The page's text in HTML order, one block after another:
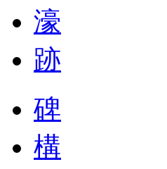
濠
跡
碑
構